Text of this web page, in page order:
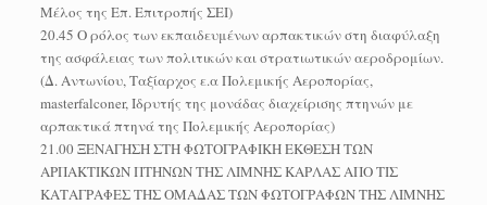
Μέλος της Επ. Επιτροπής ΣΕΙ)
20.45 Ο ρόλος των εκπαιδευμένων αρπακτικών στη διαφύλαξη
της ασφάλειας των πολιτικών και στρατιωτικών αεροδρομίων.
(Δ. Αντωνίου, Ταξίαρχος ε.α Πολεμικής Αεροπορίας,
masterfalconer, Ιδρυτής της μονάδας διαχείρισης πτηνών με
αρπακτικά πτηνά της Πολεμικής Αεροπορίας)
21.00 ΞΕΝΑΓΗΣΗ ΣΤΗ ΦΩΤΟΓΡΑΦΙΚΗ ΕΚΘΕΣΗ ΤΩΝ
ΑΡΠΑΚΤΙΚΩΝ ΠΤΗΝΩΝ ΤΗΣ ΛΙΜΝΗΣ ΚΑΡΛΑΣ ΑΠΟ ΤΙΣ
ΚΑΤΑΓΡΑΦΕΣ ΤΗΣ ΟΜΑΔΑΣ ΤΩΝ ΦΩΤΟΓΡΑΦΩΝ ΤΗΣ ΛΙΜΝΗΣ